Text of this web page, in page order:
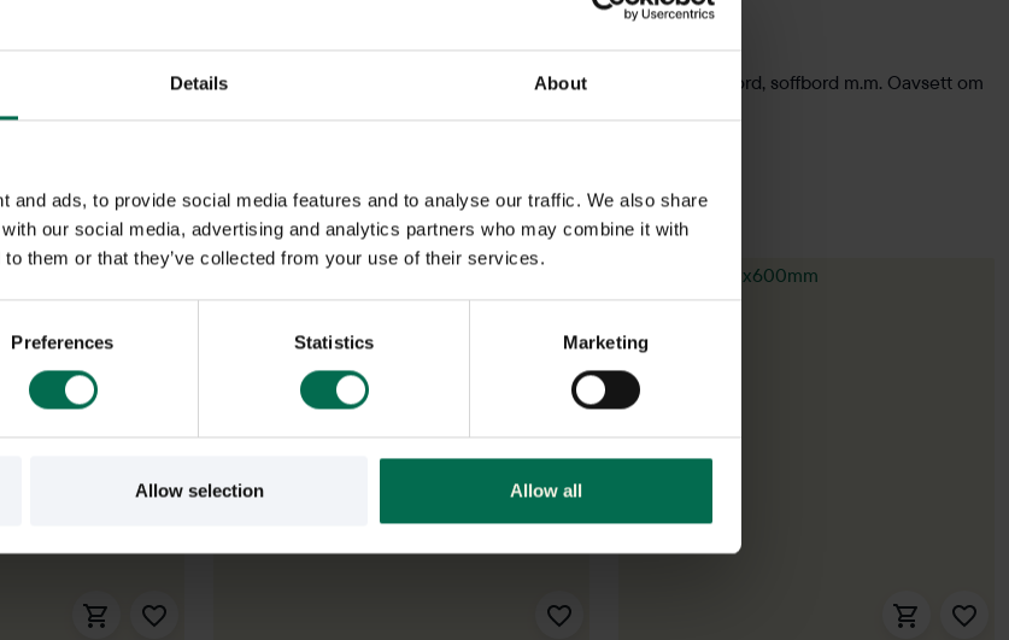
Details About
and ads, to provide social media features and to analyse our traffic. We also share
our social media, advertising and analytics partners who may combine it with
them or that they’ve collected from your use of their services.
Preferences Statistics Marketing
Allow selection Allow all
bord till kontorets alla platser. Här finns bland annat fikabord, barbord, laptopbord, soffbord m.m. Oavsett om